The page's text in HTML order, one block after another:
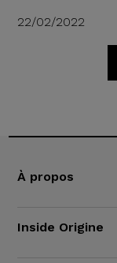
22/02/2022
À propos
Inside Origine